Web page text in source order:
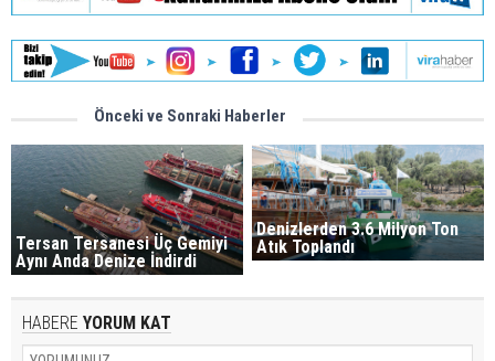
Önceki ve Sonraki Haberler
Tersan Tersanesi Üç Gemiyi
Aynı Anda Denize İndirdi
Denizlerden 3.6 Milyon Ton
Atık Toplandı
HABERE YORUM KAT